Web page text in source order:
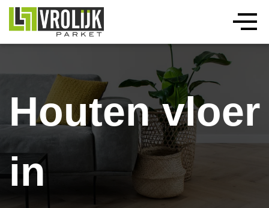
Houten vloer
in